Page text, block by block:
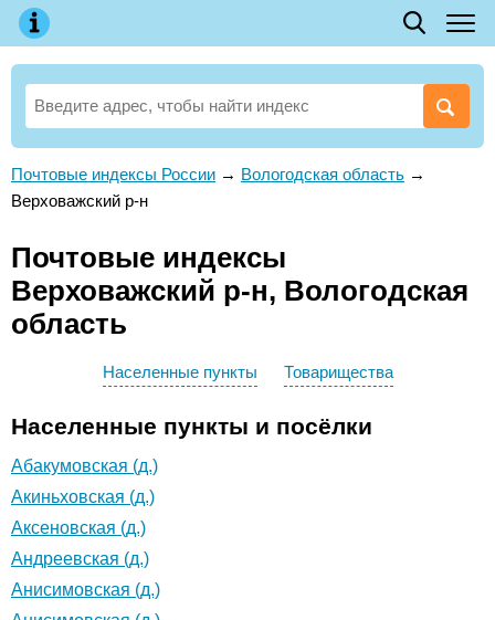
Почтовые индексы России → Вологодская область →
Верховажский р-н
Почтовые индексы
Верховажский р-н, Вологодская
область
Населенные пункты Товарищества
Населенные пункты и посёлки
Абакумовская (д.)
Акиньховская (д.)
Аксеновская (д.)
Андреевская (д.)
Анисимовская (д.)